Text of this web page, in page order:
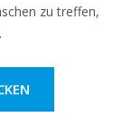
zu treffen,